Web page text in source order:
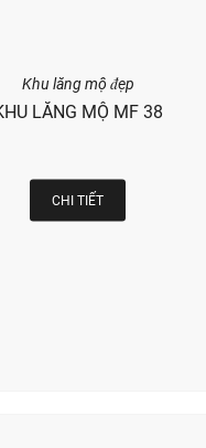
Khu lăng mộ đẹp
LĂNG MỘ MF 38
CHI TIẾT